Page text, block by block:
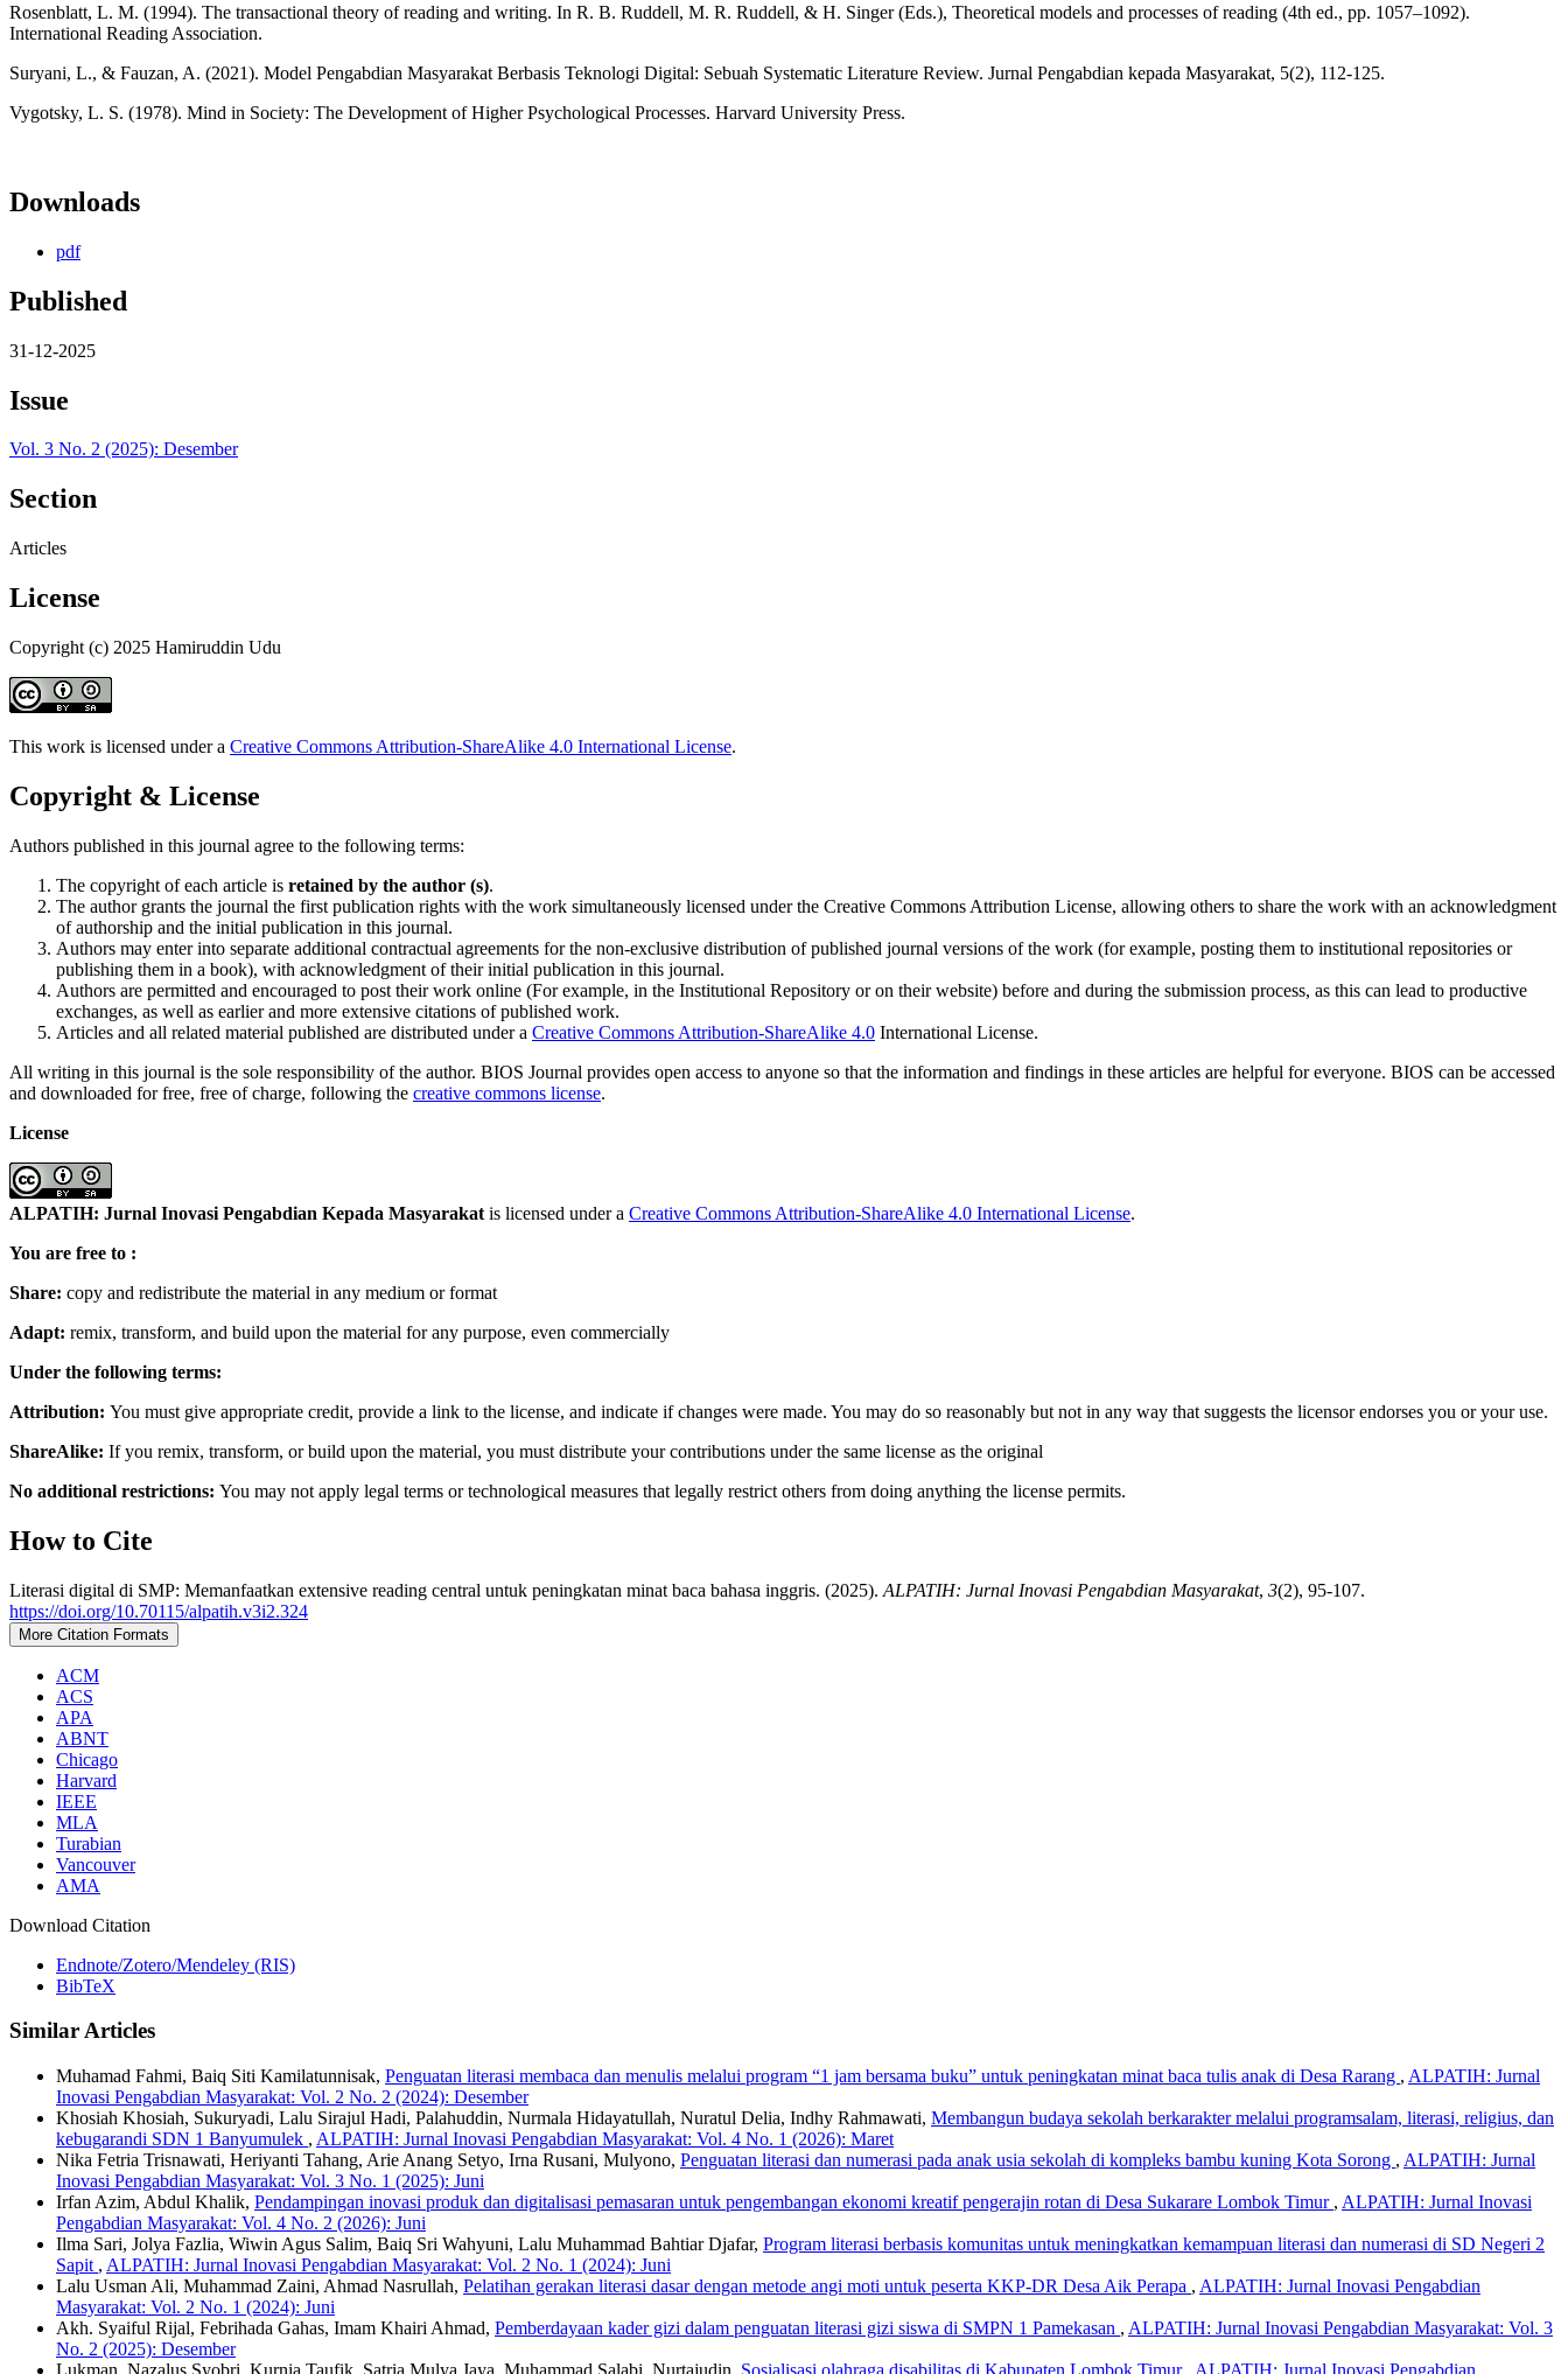
Rosenblatt, L. M. (1994). The transactional theory of reading and writing. In R. B. Ruddell, M. R. Ruddell, & H. Singer (Eds.), Theoretical models and processes of reading (4th ed., pp. 1057–1092).
International Reading Association.
Suryani, L., & Fauzan, A. (2021). Model Pengabdian Masyarakat Berbasis Teknologi Digital: Sebuah Systematic Literature Review. Jurnal Pengabdian kepada Masyarakat, 5(2), 112-125.
Vygotsky, L. S. (1978). Mind in Society: The Development of Higher Psychological Processes. Harvard University Press.
Downloads
pdf
Published
31-12-2025
Issue
Vol. 3 No. 2 (2025): Desember
Section
Articles
License
Copyright (c) 2025 Hamiruddin Udu
This work is licensed under a Creative Commons Attribution-ShareAlike 4.0 International License.
Copyright & License
Authors published in this journal agree to the following terms:
The copyright of each article is retained by the author (s).
The author grants the journal the first publication rights with the work simultaneously licensed under the Creative Commons Attribution License, allowing others to share the work with an acknowledgment
of authorship and the initial publication in this journal.
Authors may enter into separate additional contractual agreements for the non-exclusive distribution of published journal versions of the work (for example, posting them to institutional repositories or
publishing them in a book), with acknowledgment of their initial publication in this journal.
Authors are permitted and encouraged to post their work online (For example, in the Institutional Repository or on their website) before and during the submission process, as this can lead to productive
exchanges, as well as earlier and more extensive citations of published work.
Articles and all related material published are distributed under a Creative Commons Attribution-ShareAlike 4.0 International License.
All writing in this journal is the sole responsibility of the author. BIOS Journal provides open access to anyone so that the information and findings in these articles are helpful for everyone. BIOS can be accessed
and downloaded for free, free of charge, following the creative commons license.
License
ALPATIH: Jurnal Inovasi Pengabdian Kepada Masyarakat is licensed under a Creative Commons Attribution-ShareAlike 4.0 International License.
You are free to :
Share: copy and redistribute the material in any medium or format
Adapt: remix, transform, and build upon the material for any purpose, even commercially
Under the following terms:
Attribution: You must give appropriate credit, provide a link to the license, and indicate if changes were made. You may do so reasonably but not in any way that suggests the licensor endorses you or your use.
ShareAlike: If you remix, transform, or build upon the material, you must distribute your contributions under the same license as the original
No additional restrictions: You may not apply legal terms or technological measures that legally restrict others from doing anything the license permits.
How to Cite
Literasi digital di SMP: Memanfaatkan extensive reading central untuk peningkatan minat baca bahasa inggris. (2025). ALPATIH: Jurnal Inovasi Pengabdian Masyarakat, 3(2), 95-107.
https://doi.org/10.70115/alpatih.v3i2.324
More Citation Formats
ACM
ACS
APA
ABNT
Chicago
Harvard
IEEE
MLA
Turabian
Vancouver
AMA
Download Citation
Endnote/Zotero/Mendeley (RIS)
BibTeX
Similar Articles
Muhamad Fahmi, Baiq Siti Kamilatunnisak, Penguatan literasi membaca dan menulis melalui program “1 jam bersama buku” untuk peningkatan minat baca tulis anak di Desa Rarang , ALPATIH: Jurnal
Inovasi Pengabdian Masyarakat: Vol. 2 No. 2 (2024): Desember
Khosiah Khosiah, Sukuryadi, Lalu Sirajul Hadi, Palahuddin, Nurmala Hidayatullah, Nuratul Delia, Indhy Rahmawati, Membangun budaya sekolah berkarakter melalui programsalam, literasi, religius, dan
kebugarandi SDN 1 Banyumulek , ALPATIH: Jurnal Inovasi Pengabdian Masyarakat: Vol. 4 No. 1 (2026): Maret
Nika Fetria Trisnawati, Heriyanti Tahang, Arie Anang Setyo, Irna Rusani, Mulyono, Penguatan literasi dan numerasi pada anak usia sekolah di kompleks bambu kuning Kota Sorong , ALPATIH: Jurnal
Inovasi Pengabdian Masyarakat: Vol. 3 No. 1 (2025): Juni
Irfan Azim, Abdul Khalik, Pendampingan inovasi produk dan digitalisasi pemasaran untuk pengembangan ekonomi kreatif pengerajin rotan di Desa Sukarare Lombok Timur , ALPATIH: Jurnal Inovasi
Pengabdian Masyarakat: Vol. 4 No. 2 (2026): Juni
Ilma Sari, Jolya Fazlia, Wiwin Agus Salim, Baiq Sri Wahyuni, Lalu Muhammad Bahtiar Djafar, Program literasi berbasis komunitas untuk meningkatkan kemampuan literasi dan numerasi di SD Negeri 2
Sapit , ALPATIH: Jurnal Inovasi Pengabdian Masyarakat: Vol. 2 No. 1 (2024): Juni
Lalu Usman Ali, Muhammad Zaini, Ahmad Nasrullah, Pelatihan gerakan literasi dasar dengan metode angi moti untuk peserta KKP-DR Desa Aik Perapa , ALPATIH: Jurnal Inovasi Pengabdian
Masyarakat: Vol. 2 No. 1 (2024): Juni
Akh. Syaiful Rijal, Febrihada Gahas, Imam Khairi Ahmad, Pemberdayaan kader gizi dalam penguatan literasi gizi siswa di SMPN 1 Pamekasan , ALPATIH: Jurnal Inovasi Pengabdian Masyarakat: Vol. 3
No. 2 (2025): Desember
Lukman, Nazalus Syobri, Kurnia Taufik, Satria Mulya Jaya, Muhammad Salabi, Nurtajudin, Sosialisasi olahraga disabilitas di Kabupaten Lombok Timur ALPATIH: Jurnal Inovasi Pengabdian